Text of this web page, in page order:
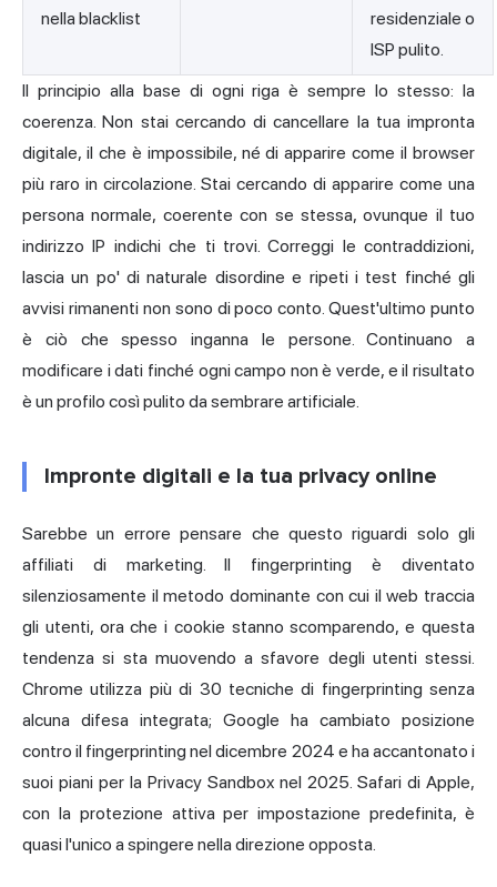
nella blacklist
residenziale o
ISP pulito.
Il principio alla base di ogni riga è sempre lo stesso: la
coerenza. Non stai cercando di cancellare la tua impronta
digitale, il che è impossibile, né di apparire come il browser
più raro in circolazione. Stai cercando di apparire come una
persona normale, coerente con se stessa, ovunque il tuo
indirizzo IP indichi che ti trovi. Correggi le contraddizioni,
lascia un po' di naturale disordine e ripeti i test finché gli
avvisi rimanenti non sono di poco conto. Quest'ultimo punto
è ciò che spesso inganna le persone. Continuano a
modificare i dati finché ogni campo non è verde, e il risultato
è un profilo così pulito da sembrare artificiale.
Impronte digitali e la tua privacy online
Sarebbe un errore pensare che questo riguardi solo gli
affiliati di marketing. Il fingerprinting è diventato
silenziosamente il metodo dominante con cui il web traccia
gli utenti, ora che i cookie stanno scomparendo, e questa
tendenza si sta muovendo a sfavore degli utenti stessi.
Chrome utilizza più di 30 tecniche di fingerprinting senza
alcuna difesa integrata; Google ha cambiato posizione
contro il fingerprinting nel dicembre 2024 e ha accantonato i
suoi piani per la Privacy Sandbox nel 2025. Safari di Apple,
con la protezione attiva per impostazione predefinita, è
quasi l'unico a spingere nella direzione opposta.